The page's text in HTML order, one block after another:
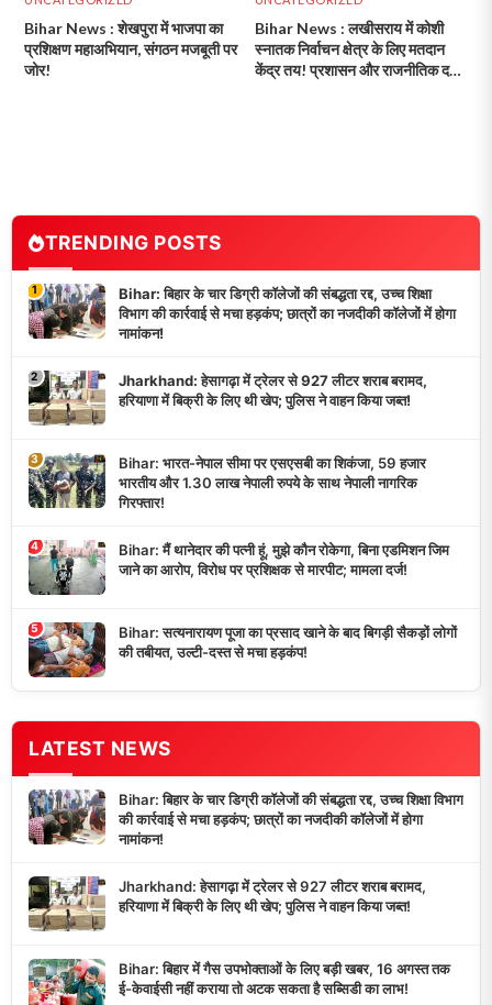
Bihar News : शेखपुरा में भाजपा का
प्रशिक्षण महाअभियान, संगठन मजबूती पर
जोर!
Bihar News : लखीसराय में कोशी
स्नातक निर्वाचन क्षेत्र के लिए मतदान
केंद्र तय! प्रशासन और राजनीतिक दलों
TRENDING POSTS
1
Bihar: बिहार के चार डिग्री कॉलेजों की संबद्धता रद्द, उच्च शिक्षा
विभाग की कार्रवाई से मचा हड़कंप; छात्रों का नजदीकी कॉलेजों में होगा
नामांकन!
2
Jharkhand: हेसागढ़ा में ट्रेलर से 927 लीटर शराब बरामद,
हरियाणा में बिक्री के लिए थी खेप; पुलिस ने वाहन किया जब्त!
3
Bihar: भारत-नेपाल सीमा पर एसएसबी का शिकंजा, 59 हजार
भारतीय और 1.30 लाख नेपाली रुपये के साथ नेपाली नागरिक
गिरफ्तार!
4
Bihar: मैं थानेदार की पत्नी हूं, मुझे कौन रोकेगा, बिना एडमिशन जिम
जाने का आरोप, विरोध पर प्रशिक्षक से मारपीट; मामला दर्ज!
5
Bihar: सत्यनारायण पूजा का प्रसाद खाने के बाद बिगड़ी सैकड़ों लोगों
की तबीयत, उल्टी-दस्त से मचा हड़कंप!
LATEST NEWS
Bihar: बिहार के चार डिग्री कॉलेजों की संबद्धता रद्द, उच्च शिक्षा विभाग
की कार्रवाई से मचा हड़कंप; छात्रों का नजदीकी कॉलेजों में होगा
नामांकन!
Jharkhand: हेसागढ़ा में ट्रेलर से 927 लीटर शराब बरामद,
हरियाणा में बिक्री के लिए थी खेप; पुलिस ने वाहन किया जब्त!
Bihar: बिहार में गैस उपभोक्ताओं के लिए बड़ी खबर, 16 अगस्त तक
ई-केवाईसी नहीं कराया तो अटक सकता है सब्सिडी का लाभ!